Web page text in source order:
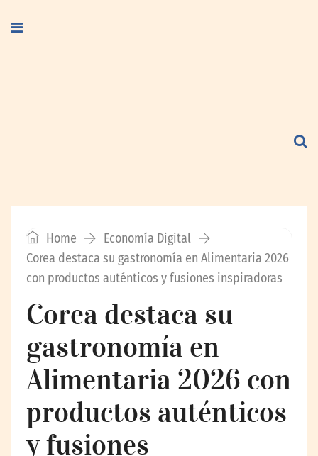
Home
Economía Digital
Corea destaca su gastronomía en Alimentaria 2026
con productos auténticos y fusiones inspiradoras
Corea destaca su
gastronomía en
Alimentaria 2026 con
productos auténticos
y fusiones